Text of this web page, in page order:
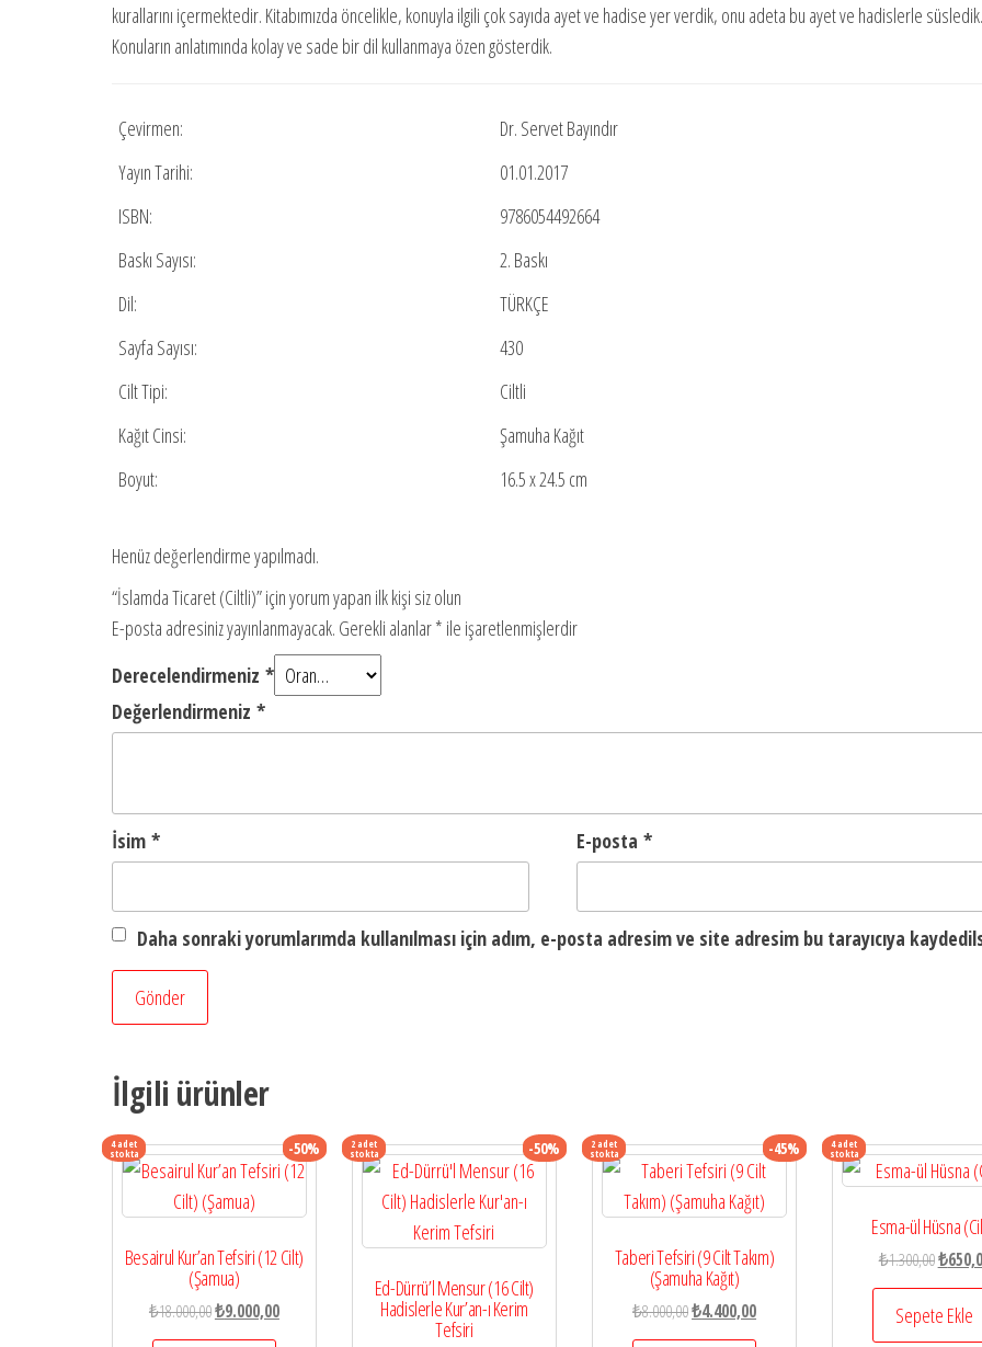
kurallarını içermektedir. Kitabımızda öncelikle, konuyla ilgili çok sayıda ayet ve hadise yer verdik, onu adeta bu ayet ve hadislerle süsledik.
Konuların anlatımında kolay ve sade bir dil kullanmaya özen gösterdik.
Çevirmen:
Dr. Servet Bayındır
Yayın Tarihi:
01.01.2017
ISBN:
9786054492664
Baskı Sayısı:
2. Baskı
Dil:
TÜRKÇE
Sayfa Sayısı:
430
Cilt Tipi:
Ciltli
Kağıt Cinsi:
Şamuha Kağıt
Boyut:
16.5 x 24.5 cm
Henüz değerlendirme yapılmadı.
“İslamda Ticaret (Ciltli)” için yorum yapan ilk kişi siz olun
E-posta adresiniz yayınlanmayacak. Gerekli alanlar* ile işaretlenmişlerdir
Derecelendirmeniz *
Değerlendirmeniz *
İsim * E-posta *
Daha sonraki yorumlarımda kullanılması için adım, e-posta adresim ve site adresim bu tarayıcıya
İlgili ürünler
4 adet
stokta -50%
Besairul Kur’an Tefsiri (12 Cilt)
(Şamua)
₺18.000,00Orijinal
fiyat:
₺9.000,00Şu
2 adet
stokta -50%
Ed-Dürrü’l Mensur (16 Cilt)
Hadislerle Kur’an-ı Kerim
Tefsiri
2 adet
stokta -45%
Taberi Tefsiri (9 Cilt Takım)
(Şamuha Kağıt)
₺8.000,00Orijinal
fiyat:
₺4.400,00Şu
andaki
4 adet
stokta
Esma-ül Hüsna
₺1.300,00Orijinal
fiyat:
₺
Sepete Ekle